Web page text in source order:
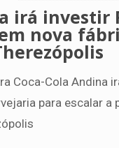
irá investir
nova
Coca-Cola Andina
para escalar a